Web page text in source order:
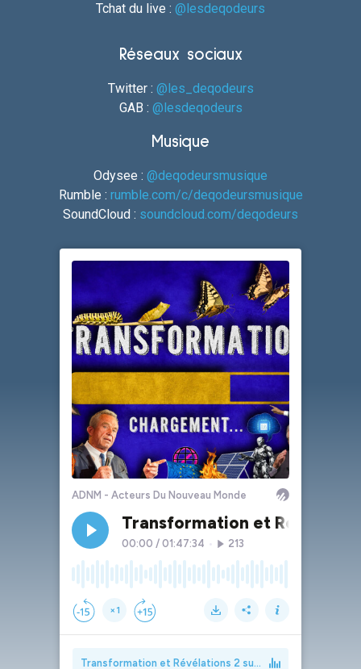
Tchat du live : @lesdeqodeurs
Réseaux sociaux
Twitter : @les_deqodeurs
GAB : @lesdeqodeurs
Musique
Odysee : @deqodeursmusique
Rumble : rumble.com/c/deqodeursmusique
SoundCloud : soundcloud.com/deqodeurs